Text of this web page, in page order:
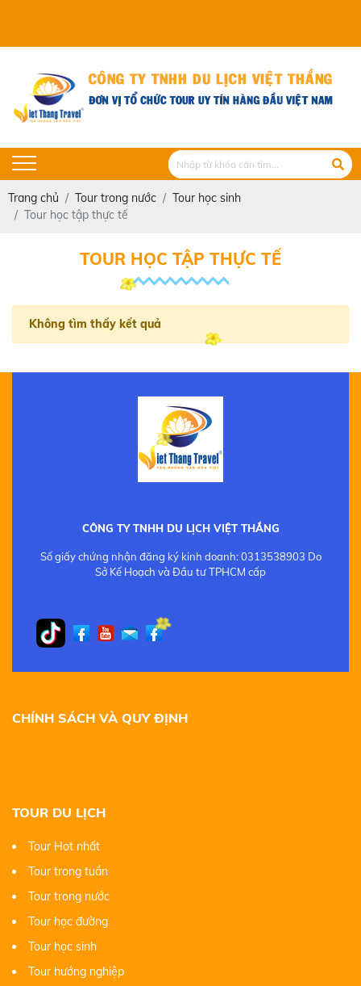
Trang chủ Tour trong nước
Tour học sinh
Tour học tập thực tế
TOUR HỌC TẬP THỰC TẾ
Không tìm thấy kết quả
CÔNG TY TNHH DU LỊCH VIỆT THẮNG
Số giấy chứng nhận đăng ký kinh doanh: 0313538903 Do
Sở Kế Hoạch và Đầu tư TPHCM cấp
CHÍNH SÁCH VÀ QUY ĐỊNH
TOUR DU LỊCH
Tour Hot nhất
Tour trong tuần
Tour trong nước
Tour học đường
Tour học sinh
Tour hướng nghiệp